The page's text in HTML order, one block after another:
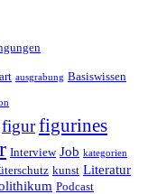
art ausgrabung Basiswissen
figurfigurines
Interview Job kategorien
kunst Literatur
Podcast